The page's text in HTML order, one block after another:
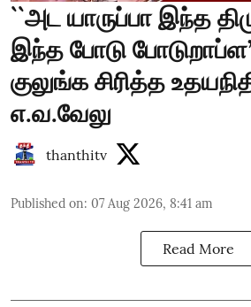
``அட யாருப்பா இந்த
இந்த போடு
குலுங்க சிரித்த
எ.வ.வேலு
thanthitv
Published on: 07 Aug 2026, 8:41 am
Read More